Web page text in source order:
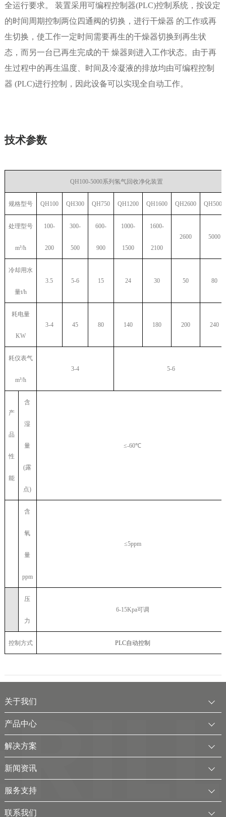
全运行要求。 装置采用可编程控制器(PLC)控制系统，按设定
的时间周期控制两位四通阀的切换，进行干燥器 的工作或再
生切换，使工作一定时间需要再生的干燥器切换到再生状
态，而另一台已再生完成的干 燥器则进入工作状态。由于再
生过程中的再生温度、时间及冷凝液的排放均由可编程控制
器 (PLC)进行控制，因此设备可以实现全自动工作。
技术参数
QH100-5000系列氢气回收净化装置
规格型号 QH100 QH300 QH750 QH1200 QH1600 QH2600 QH5000
处理型号
m³/h
100-
200
300-
500
600-
900
1000-
1500
1600-
2100
2600 5000
冷却用水
量t/h
3.5 5-6 15 24 30 50 80
耗电量
KW
3-4 45 80 140 180 200 240
耗仪表气
m³/h
3-4 5-6
产
品
性
能
含
湿
量
(露
点)
≤-60℃
含
氧
量
ppm
≤5ppm
压
力
6-15Kpa可调
控制方式 PLC自动控制
关于我们
公司简介
发展历程
服务全球
考克利尔集团
产品中心
中压水电解制氢装置
氢气干燥装置
解决方案
可再生电解水制氢解决方案
工业用氢解决方案
新闻资讯
企业动态
行业新闻
服务支持
客户服务
联系我们